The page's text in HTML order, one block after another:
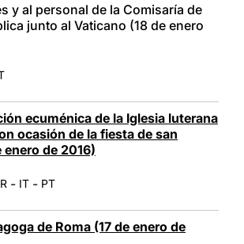
y al personal de la Comisaría de
junto al Vaticano (18 de enero
ecuménica de la Iglesia luterana
ocasión de la fiesta de san
enero de 2016)
- IT - PT
de Roma (17 de enero de